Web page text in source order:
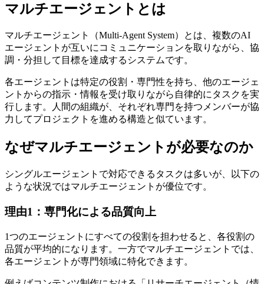
マルチエージェントとは
マルチエージェント（Multi-Agent System）とは、複数のAI
エージェントが互いにコミュニケーションを取りながら、協
調・分担して目標を達成するシステムです。
各エージェントは特定の役割・専門性を持ち、他のエージェ
ントからの指示・情報を受け取りながら自律的にタスクを実
行します。人間の組織が、それぞれ専門を持つメンバーが協
力してプロジェクトを進める構造と似ています。
なぜマルチエージェントが必要なのか
シングルエージェントで対応できるタスクは多いが、以下の
ような状況ではマルチエージェントが優位です。
理由1：専門化による品質向上
1つのエージェントにすべての役割を担わせると、各役割の
品質が平均的になります。一方でマルチエージェントでは、
各エージェントが専門領域に特化できます。